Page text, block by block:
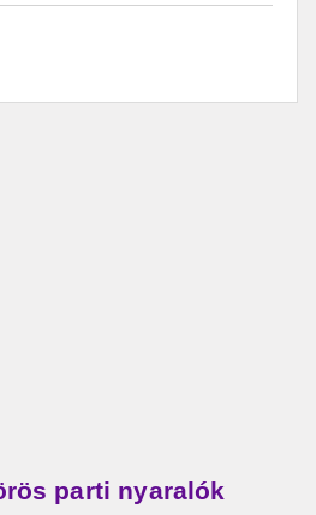
parti nyaralók